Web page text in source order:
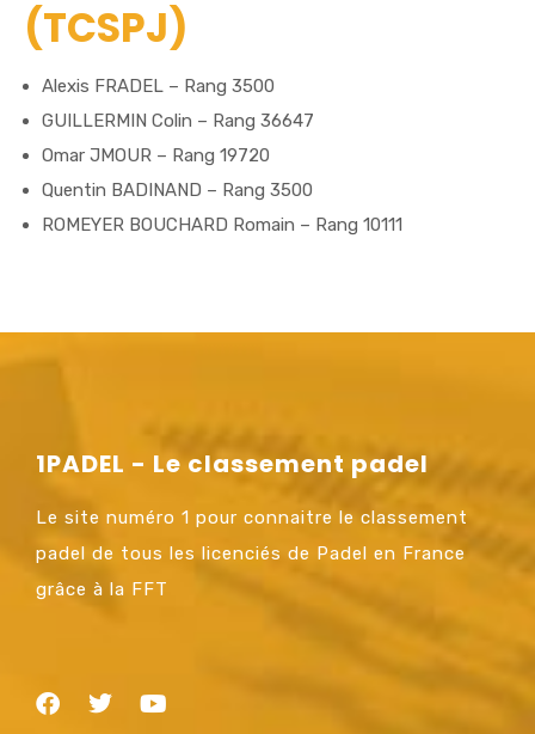
(TCSPJ)
Alexis FRADEL – Rang 3500
GUILLERMIN Colin – Rang 36647
Omar JMOUR – Rang 19720
Quentin BADINAND – Rang 3500
ROMEYER BOUCHARD Romain – Rang 10111
1PADEL - Le classement padel
Le site numéro 1 pour connaitre le classement
padel de tous les licenciés de Padel en France
grâce à la FFT